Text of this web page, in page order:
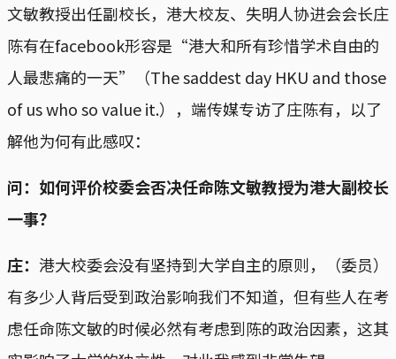
文敏教授出任副校长，港大校友、失明人协进会会长庄
陈有在facebook形容是“港大和所有珍惜学术自由的
人最悲痛的一天”（The saddest day HKU and those
of us who so value it.），端传媒专访了庄陈有，以了
解他为何有此感叹：
问：如何评价校委会否决任命陈文敏教授为港大副校长
一事？
庄： 港大校委会没有坚持到大学自主的原则，（委员）
有多少人背后受到政治影响我们不知道，但有些人在考
虑任命陈文敏的时候必然有考虑到陈的政治因素，这其